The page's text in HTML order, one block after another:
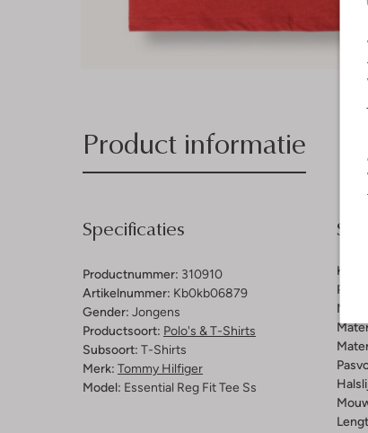
Product informatie
Specificaties
Productnummer: 310910
Artikelnummer: Kb0kb06879
Gender: Jongens
Productsoort: Polo's & T-Shirts
Subsoort: T-Shirts
Merk: Tommy Hilfiger
Model: Essential Reg Fit Tee Ss
Kleur: